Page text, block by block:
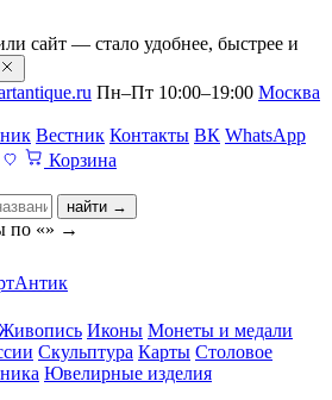
сайт — стало удобнее, быстрее и
Пн–Пт 10:00–19:00 Москва
Вестник Контакты ВК WhatsApp
Корзина
найти →
по «» →
Иконы Монеты и медали
Скульптура Карты Столовое
Ювелирные изделия